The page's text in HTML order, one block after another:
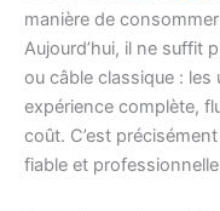
manière de
Aujourd’hui, il ne suffit
ou câble classique :
expérience complète,
coût. C’est
fiable et